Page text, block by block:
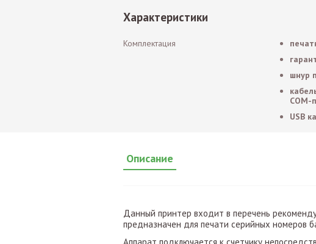
Характеристики
Комплектация
шнур
СОМ-
USB
Описание
Данный принтер входит в перечень
предназначен для печати серийных номеров